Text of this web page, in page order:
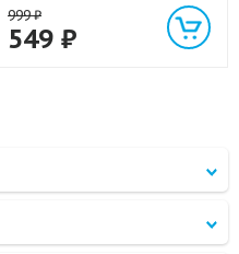
999₽
549 ₽